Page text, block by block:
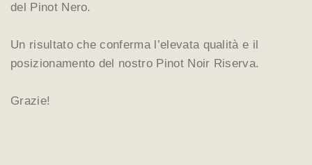
del Pinot Nero.
Un risultato che conferma l’elevata qualità e il
posizionamento del nostro Pinot Noir Riserva.
Grazie!